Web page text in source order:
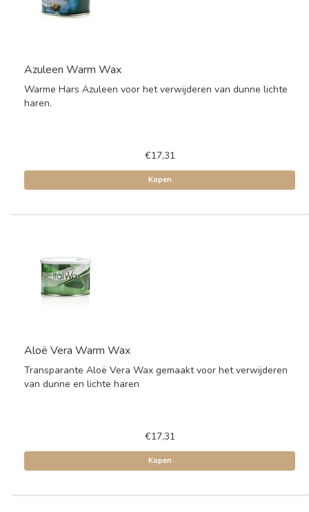
Azuleen Warm Wax
Warme Hars Azuleen voor het verwijderen van dunne lichte
haren.
€17,31
Kopen
Aloë Vera Warm Wax
Transparante Aloë Vera Wax gemaakt voor het verwijderen
van dunne en lichte haren
€17,31
Kopen